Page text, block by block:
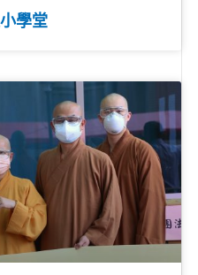
學堂